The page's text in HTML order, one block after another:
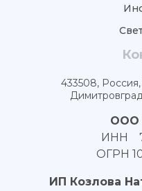
433508, Россия,
ООО
ИНН
ОГРН
ИП Козлова